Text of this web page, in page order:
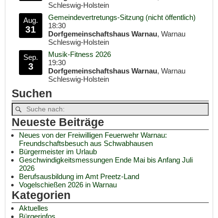
Schleswig-Holstein
Aug.
31
Gemeindevertretungs-Sitzung (nicht öffentlich)
18:30
Dorfgemeinschaftshaus Warnau, Warnau
Schleswig-Holstein
Sep.
3
Musik-Fitness 2026
19:30
Dorfgemeinschaftshaus Warnau, Warnau
Schleswig-Holstein
Suchen
Neueste Beiträge
Neues von der Freiwilligen Feuerwehr Warnau:
Freundschaftsbesuch aus Schwabhausen
Bürgermeister im Urlaub
Geschwindigkeitsmessungen Ende Mai bis Anfang Juli
2026
Berufsausbildung im Amt Preetz-Land
Vogelschießen 2026 in Warnau
Kategorien
Aktuelles
Bürgerinfos